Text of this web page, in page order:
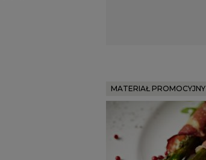
MATERIAŁ PROMOCYJNY